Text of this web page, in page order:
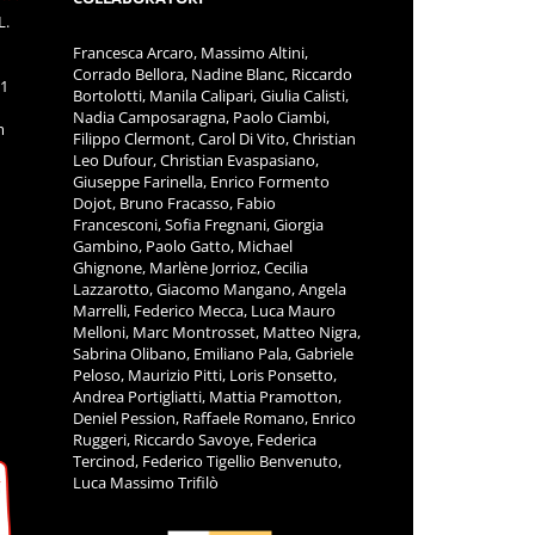
Francesca Arcaro, Massimo Altini,
Corrado Bellora, Nadine Blanc, Riccardo
Bortolotti, Manila Calipari, Giulia Calisti,
Nadia Camposaragna, Paolo Ciambi,
Filippo Clermont, Carol Di Vito, Christian
Leo Dufour, Christian Evaspasiano,
Giuseppe Farinella, Enrico Formento
Dojot, Bruno Fracasso, Fabio
Francesconi, Sofia Fregnani, Giorgia
Gambino, Paolo Gatto, Michael
Ghignone, Marlène Jorrioz, Cecilia
Lazzarotto, Giacomo Mangano, Angela
Marrelli, Federico Mecca, Luca Mauro
Melloni, Marc Montrosset, Matteo Nigra,
Sabrina Olibano, Emiliano Pala, Gabriele
Peloso, Maurizio Pitti, Loris Ponsetto,
Andrea Portigliatti, Mattia Pramotton,
Deniel Pession, Raffaele Romano, Enrico
Ruggeri, Riccardo Savoye, Federica
Tercinod, Federico Tigellio Benvenuto,
Luca Massimo Trifilò